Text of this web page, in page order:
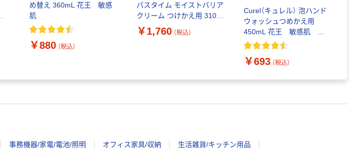
め替え 360mL 花王 敏感
肌
￥880 （税込）
バスタイム モイストバリア
クリーム つけかえ用 310g
花王 敏感肌 乾燥ケア
￥1,760 （税込）
Curel（キュレル） 泡ハンド
ウォッシュつめかえ用
450mL 花王 敏感肌 ハ
ンドソープ
￥693 （税込）
事務機器/家電/電池/照明 オフィス家具/収納 生活雑貨/キッチン用品